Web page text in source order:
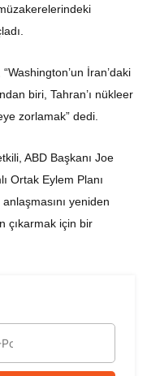
İran’daki
biri, Tahran’ı nükleer
zorlamak” dedi.
ABD Başkanı Joe
Ortak Eylem Planı
yeniden
çıkarmak için bir